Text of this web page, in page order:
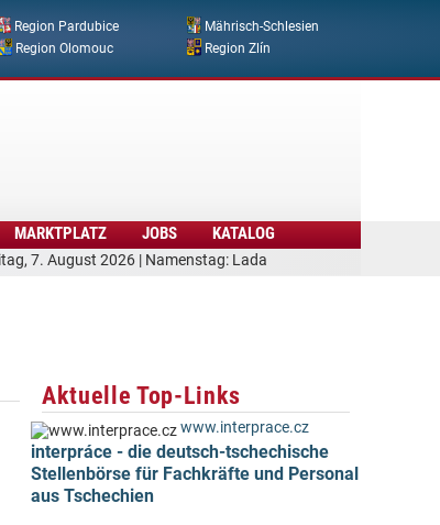
Region Pardubice
Mährisch-Schlesien
Region Olomouc Region Zlín
7. August 2026 | Namenstag: Lada
MARKTPLATZ JOBS KATALOG
Aktuelle Top-Links
www.interprace.cz
interpráce - die deutsch-tschechische
Stellenbörse für Fachkräfte und Personal
aus Tschechien